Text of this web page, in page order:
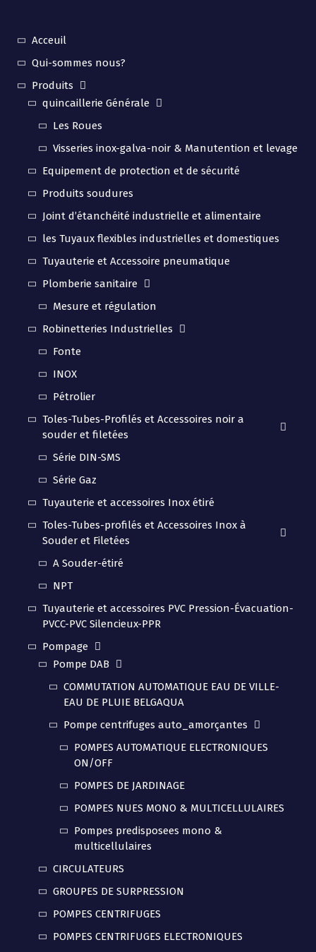
Acceuil
Qui-sommes nous?
Produits
quincaillerie Générale
Les Roues
Visseries inox-galva-noir & Manutention et levage
Equipement de protection et de sécurité
Produits soudures
Joint d’étanchéité industrielle et alimentaire
les Tuyaux flexibles industrielles et domestiques
Tuyauterie et Accessoire pneumatique
Plomberie sanitaire
Mesure et régulation
Robinetteries Industrielles
Fonte
INOX
Pétrolier
Toles-Tubes-Profilés et Accessoires noir a
souder et filetées
Série DIN-SMS
Série Gaz
Tuyauterie et accessoires Inox étiré
Toles-Tubes-profilés et Accessoires Inox à
Souder et Filetées
A Souder-étiré
NPT
Tuyauterie et accessoires PVC Pression-Évacuation-
PVCC-PVC Silencieux-PPR
Pompage
Pompe DAB
COMMUTATION AUTOMATIQUE EAU DE VILLE-
EAU DE PLUIE BELGAQUA
Pompe centrifuges auto_amorçantes
POMPES AUTOMATIQUE ELECTRONIQUES
ON/OFF
POMPES DE JARDINAGE
POMPES NUES MONO & MULTICELLULAIRES
Pompes predisposees mono &
multicellulaires
CIRCULATEURS
GROUPES DE SURPRESSION
POMPES CENTRIFUGES
POMPES CENTRIFUGES ELECTRONIQUES